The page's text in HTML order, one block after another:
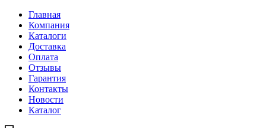
Главная
Компания
Каталоги
Доставка
Оплата
Отзывы
Гарантия
Контакты
Новости
Каталог